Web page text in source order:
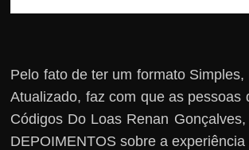
Pelo fato de ter um formato
Atualizado, faz com que as pessoas
Códigos Do Loas Renan
DEPOIMENTOS sobre a